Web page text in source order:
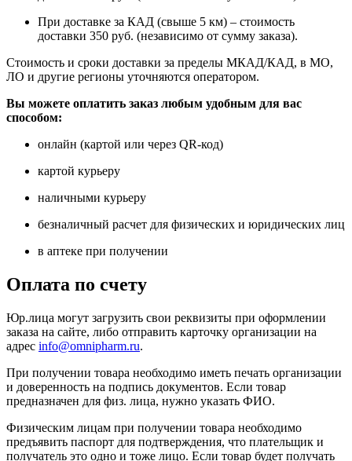
При доставке за КАД (свыше 5 км) – стоимость
доставки 350 руб. (независимо от сумму заказа).
Стоимость и сроки доставки за пределы МКАД/КАД, в МО,
ЛО и другие регионы уточняются оператором.
Вы можете оплатить заказ любым удобным для вас
способом:
онлайн (картой или через QR-код)
картой курьеру
наличными курьеру
безналичный расчет для физических и юридических лиц
в аптеке при получении
Оплата по счету
Юр.лица могут загрузить свои реквизиты при оформлении
заказа на сайте, либо отправить карточку организации на
адрес info@omnipharm.ru.
При получении товара необходимо иметь печать организации
и доверенность на подпись документов. Если товар
предназначен для физ. лица, нужно указать ФИО.
Физическим лицам при получении товара необходимо
предъявить паспорт для подтверждения, что плательщик и
получатель это одно и тоже лицо. Если товар будет получать